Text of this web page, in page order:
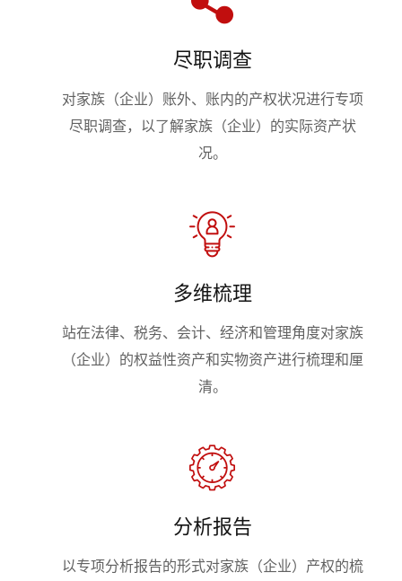
尽职调查
对家族（企业）账外、账内的产权状况进行专项
尽职调查，以了解家族（企业）的实际资产状
况。
多维梳理
站在法律、税务、会计、经济和管理角度对家族
（企业）的权益性资产和实物资产进行梳理和厘
清。
分析报告
以专项分析报告的形式对家族（企业）产权的梳